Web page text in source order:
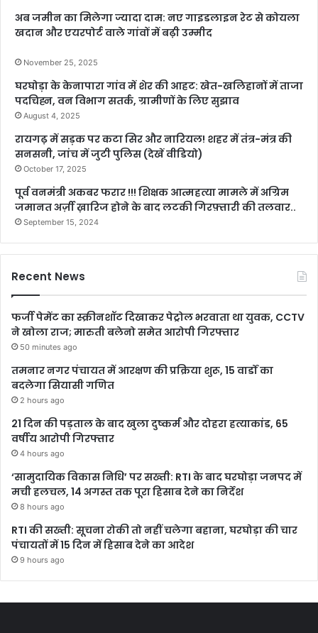
अब जमीन का मिलेगा ज्यादा दाम: नए गाइडलाइन रेट से कोयला
खदान और एयरपोर्ट वाले गांवों में बढ़ी उम्मीद
November 25, 2025
घरघोड़ा के केनापारा गांव में शेर की आहट: खेत-खलिहानों में ताजा
पदचिह्न, वन विभाग सतर्क, ग्रामीणों के लिए सुझाव
August 4, 2025
रायगढ़ में सड़क पर कटा सिर और नारियल! शहर में तंत्र-मंत्र की
सनसनी, जांच में जुटी पुलिस (देखें वीडियो)
October 17, 2025
पूर्व वनमंत्री अकबर फरार !!! शिक्षक आत्महत्या मामले में अग्रिम
जमानत अर्ज़ी ख़ारिज होने के बाद लटकी गिरफ़्तारी की तलवार..
September 15, 2024
Recent News
फर्जी पेमेंट का स्क्रीनशॉट दिखाकर पेट्रोल भरवाता था युवक, CCTV
ने खोला राज; मारुती बलेनो समेत आरोपी गिरफ्तार
50 minutes ago
तमनार नगर पंचायत में आरक्षण की प्रक्रिया शुरू, 15 वार्डों का
बदलेगा सियासी गणित
2 hours ago
21 दिन की पड़ताल के बाद खुला दुष्कर्म और दोहरा हत्याकांड, 65
वर्षीय आरोपी गिरफ्तार
4 hours ago
‘सामुदायिक विकास निधि’ पर सख्ती: RTI के बाद घरघोड़ा जनपद में
मची हलचल, 14 अगस्त तक पूरा हिसाब देने का निर्देश
8 hours ago
RTI की सख्ती: सूचना रोकी तो नहीं चलेगा बहाना, घरघोड़ा की चार
पंचायतों में 15 दिन में हिसाब देने का आदेश
9 hours ago